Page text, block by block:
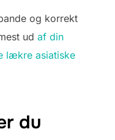
og korrekt
ud af din
lækre asiatiske
du